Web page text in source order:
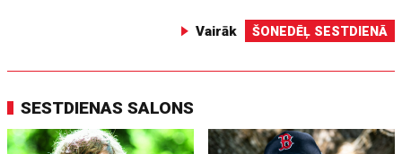
Vairāk ŠONEDĒĻ SESTDIENĀ
SESTDIENAS SALONS